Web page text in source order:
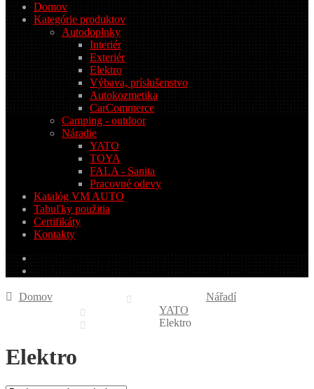
Domov
Kategórie produktov
Autodoplnky
Interiér
Exteriér
Elektro
Výbava, príslušenstvo
Autokozmetika
CarCommerce
Camping - outdoor
Náradie
YATO
TOYA
FALA - Sanita
Pracovné odevy
Katalóg VM AUTO
Tabuľky použitia
Certifikáty
Kontakty
0.00 € 0 produktov
Domov
Nářadí
YATO
Elektro
Elektro